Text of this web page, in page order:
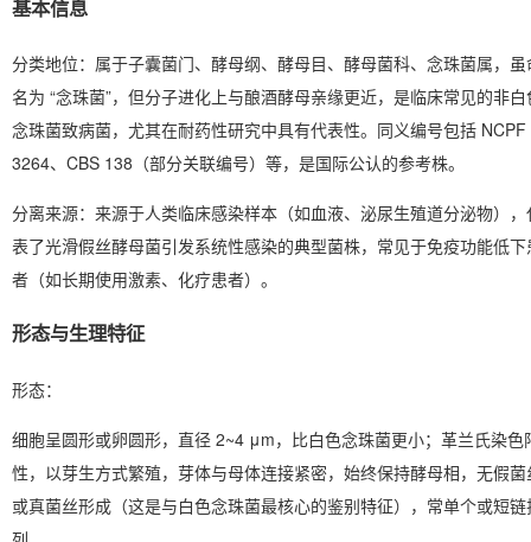
基本信息
分类地位：属于子囊菌门、酵母纲、酵母目、酵母菌科、念珠菌属，虽
名为 “念珠菌”，但分子进化上与酿酒酵母亲缘更近，是临床常见的非白
念珠菌致病菌，尤其在耐药性研究中具有代表性。同义编号包括 NCPF
3264、CBS 138（部分关联编号）等，是国际公认的参考株。
分离来源：来源于人类临床感染样本（如血液、泌尿生殖道分泌物），
表了光滑假丝酵母菌引发系统性感染的典型菌株，常见于免疫功能低下
者（如长期使用激素、化疗患者）。
形态与生理特征
形态：
细胞呈圆形或卵圆形，直径 2~4 μm，比白色念珠菌更小；革兰氏染色
性，以芽生方式繁殖，芽体与母体连接紧密， 始终保持酵母相，无假菌
或真菌丝形成 （这是与白色念珠菌最核心的鉴别特征），常单个或短链